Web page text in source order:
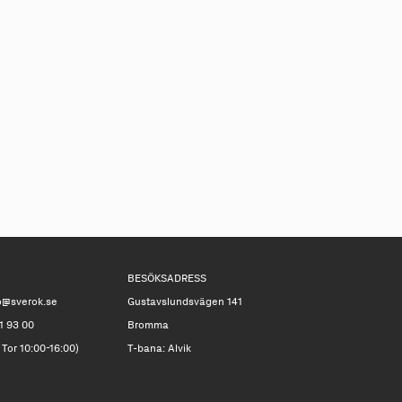
93 00
10:00-16:00)
BESÖKSADRESS
Gustavslundsvägen 141
Bromma
T-bana: Alvik